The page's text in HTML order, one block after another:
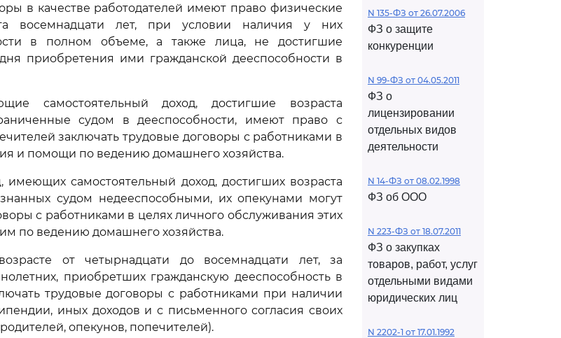
в качестве работодателей имеют право физические
восемнадцати лет, при условии наличия у них
в полном объеме, а также лица, не достигшие
приобретения ими гражданской дееспособности в
самостоятельный доход, достигшие возраста
судом в дееспособности, имеют право с
заключать трудовые договоры с работниками в
и помощи по ведению домашнего хозяйства.
самостоятельный доход, достигших возраста
судом недееспособными, их опекунами могут
с работниками в целях личного обслуживания этих
по ведению домашнего хозяйства.
от четырнадцати до восемнадцати лет, за
приобретших гражданскую дееспособность в
трудовые договоры с работниками при наличии
иных доходов и с письменного согласия своих
опекунов, попечителей).
N 135-ФЗ от 26.07.2006
ФЗ о защите
конкуренции
N 99-ФЗ от 04.05.2011
ФЗ о
лицензировании
отдельных видов
деятельности
N 14-ФЗ от 08.02.1998
ФЗ об ООО
N 223-ФЗ от 18.07.2011
ФЗ о закупках
товаров, работ, услуг
отдельными видами
юридических лиц
N 2202-1 от 17.01.1992